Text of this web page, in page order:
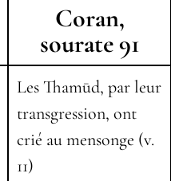
Coran,
sourate 91
Les Thamūd, par leur
transgression, ont
crié au mensonge (v.
11)